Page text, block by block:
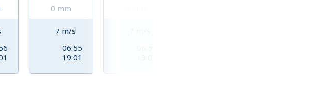
0 mm
7 m/s
06:55
19:01